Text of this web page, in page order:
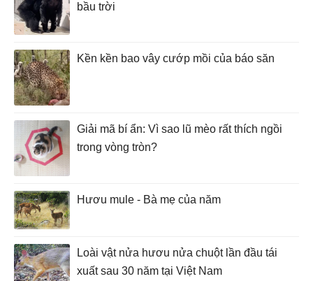
bầu trời
Kền kền bao vây cướp mồi của báo săn
Giải mã bí ẩn: Vì sao lũ mèo rất thích ngồi
trong vòng tròn?
Hươu mule - Bà mẹ của năm
Loài vật nửa hươu nửa chuột lần đầu tái
xuất sau 30 năm tại Việt Nam